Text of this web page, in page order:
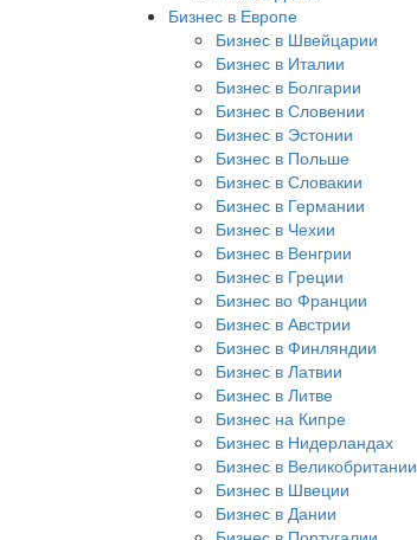
Бизнес в Европе
Бизнес в Швейцарии
Бизнес в Италии
Бизнес в Болгарии
Бизнес в Словении
Бизнес в Эстонии
Бизнес в Польше
Бизнес в Словакии
Бизнес в Германии
Бизнес в Чехии
Бизнес в Венгрии
Бизнес в Греции
Бизнес во Франции
Бизнес в Австрии
Бизнес в Финляндии
Бизнес в Латвии
Бизнес в Литве
Бизнес на Кипре
Бизнес в Нидерландах
Бизнес в Великобритании
Бизнес в Швеции
Бизнес в Дании